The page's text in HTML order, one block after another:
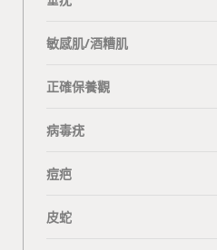
敏感肌/酒糟肌
正確保養觀
病毒疣
痘疤
皮蛇